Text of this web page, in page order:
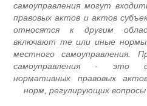
самоуправления могут
правовых актов и актов
относятся к другим
включают те или иные
местного самоуправления.
самоуправления - это
нормативных правовых
норм, регулирующих